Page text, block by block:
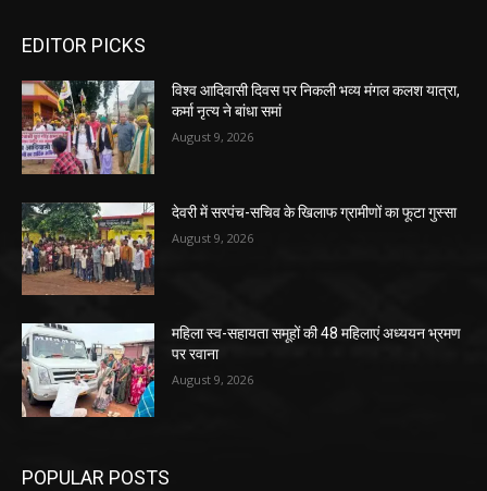
EDITOR PICKS
विश्व आदिवासी दिवस पर निकली भव्य मंगल कलश यात्रा,
कर्मा नृत्य ने बांधा समां
August 9, 2026
देवरी में सरपंच-सचिव के खिलाफ ग्रामीणों का फूटा गुस्सा
August 9, 2026
महिला स्व-सहायता समूहों की 48 महिलाएं अध्ययन भ्रमण
पर रवाना
August 9, 2026
POPULAR POSTS